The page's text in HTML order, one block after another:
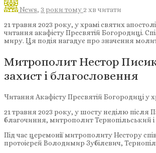
News, 3 роки тому 2 хв читати
21 травня 2023 року, у храмі святих
читання акафісту Пресвятій Богородиці.
миру. Ця подія нагадує про значення
Митрополит Нестор
захист і благословення
Читання Акафісту Пресвятій Богородиці у
21 травня 2023 року, у шосту неділю після
благочиння, митрополит Тернопільський
Під час церемонії митрополиту Нестору
протоієрей Володимир Зубілевич,